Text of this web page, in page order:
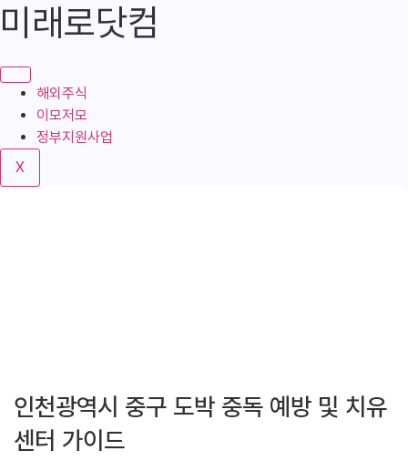
텐
로
기
미래로닷컴
해외주식
이모저모
정부지원사업
X
인천광역시 중구 도박 중독 예방 및 치유
센터 가이드